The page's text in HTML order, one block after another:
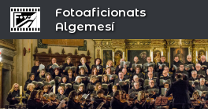
Fotoaficionats
Algemesí